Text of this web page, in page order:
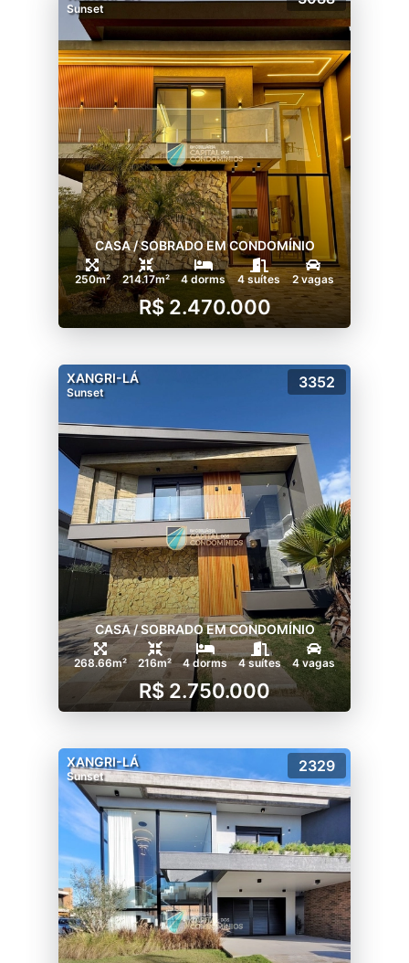
Sunset
CASA / SOBRADO EM CONDOMÍNIO
250m² 214.17m² 4 dorms 4 suítes 2 vagas
R$ 2.470.000
XANGRI-LÁ
Sunset
3352
CASA / SOBRADO EM CONDOMÍNIO
268.66m² 216m² 4 dorms 4 suítes 4 vagas
R$ 2.750.000
XANGRI-LÁ
Sunset
2329